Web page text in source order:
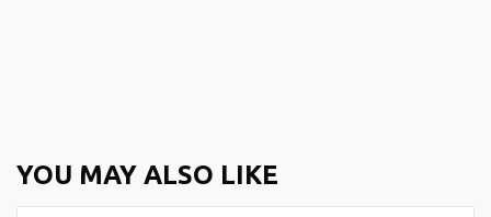
YOU MAY ALSO LIKE